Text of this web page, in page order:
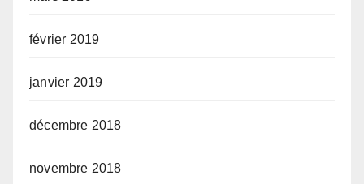
février 2019
janvier 2019
décembre 2018
novembre 2018